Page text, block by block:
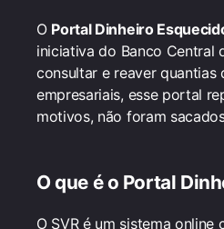
O Portal Dinheiro
iniciativa do Banco Central
consultar e reaver quantias
empresariais, esse portal
motivos, não foram
O que é o Portal
O SVR é um sistema